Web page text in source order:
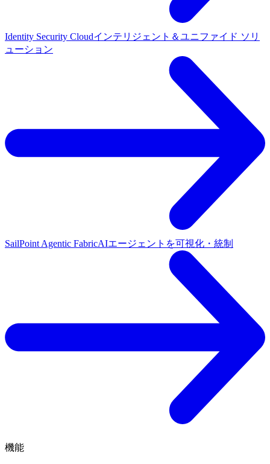
Identity Security Cloudインテリジェント＆ユニファイド ソリ
ューション
SailPoint Agentic FabricAIエージェントを可視化・統制
機能